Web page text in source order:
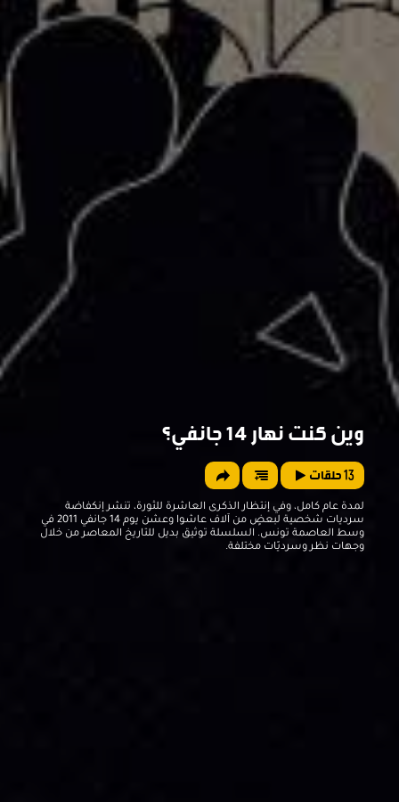
وين كنت نهار 14 جانفي؟
13حلقات
لمدة عام كامل، وفي إنتظار الذكرى العاشرة للثورة، تنشر إنكفاضة
سرديات شخصية لبعضٍ من آلاف عاشوا وعشن يوم 14 جانفي 2011 في
وسط العاصمة تونس. السلسلة توثيق بديل للتاريخ المعاصر من خلال
وجهات نظر وسرديّات مختلفة.